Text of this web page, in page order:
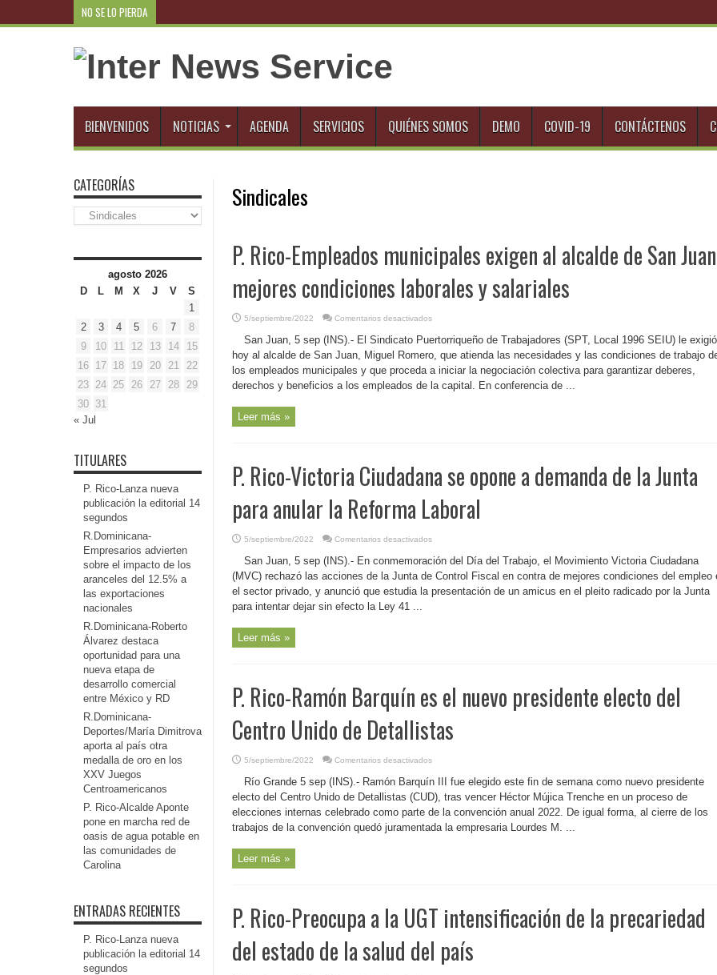
NO SE LO PIERDA
BIENVENIDOS NOTICIAS AGENDA SERVICIOS QUIÉNES SOMOS DEMO COVID-19 CONTÁCTENOS
Sindicales
P. Rico-Empleados municipales exigen al alcalde de San Juan
mejores condiciones laborales y salariales
5/septiembre/2022 Comentarios desactivados
Rico-
Empleados
municipales
exigen
al
de
San Juan, 5 sep (INS).- El Sindicato Puertorriqueño de Trabajadores (SPT, Local 1996 SEIU) le exigió
hoy al alcalde de San Juan, Miguel Romero, que atienda las necesidades y las condiciones de trabajo
los empleados municipales y que proceda a iniciar la negociación colectiva para garantizar deberes,
derechos y beneficios a los empleados de la capital. En conferencia de ...
Leer más »
P. Rico-Victoria Ciudadana se opone a demanda de la Junta
para anular la Reforma Laboral
5/septiembre/2022 Comentarios desactivados
Rico-
Victoria
Ciudadana
se
opone
a
San Juan, 5 sep (INS).- En conmemoración del Día del Trabajo, el Movimiento Victoria Ciudadana
(MVC) rechazó las acciones de la Junta de Control Fiscal en contra de mejores condiciones del empleo
el sector privado, y anunció que estudia la presentación de un amicus en el pleito radicado por la Junta
para intentar dejar sin efecto la Ley 41 ...
Leer más »
P. Rico-Ramón Barquín es el nuevo presidente electo del
Centro Unido de Detallistas
5/septiembre/2022 Comentarios desactivados
Rico-
Ramón
Barquín
es
el
presidente
Río Grande 5 sep (INS).- Ramón Barquín III fue elegido este fin de semana como nuevo presidente
electo del Centro Unido de Detallistas (CUD), tras vencer Héctor Mújica Trenche en un proceso de
elecciones internas celebrado como parte de la convención anual 2022. De igual forma, al cierre de los
trabajos de la convención quedó juramentada la empresaria Lourdes M. ...
Leer más »
P. Rico-Preocupa a la UGT intensificación de la precariedad
del estado de la salud del país
CATEGORÍAS
Categorías
agosto 2026
D
L M X J V
S
1
2
3 4 5 6 7
8
9
10 11 12 13 14
15
16 17 18 19 20 21
22
23 24 25 26 27 28
29
30 31
« Jul
TITULARES
P. Rico-Lanza nueva
publicación la editorial 14
segundos
R.Dominicana-
Empresarios advierten
sobre el impacto de los
aranceles del 12.5% a
las exportaciones
nacionales
R.Dominicana-Roberto
Álvarez destaca
oportunidad para una
nueva etapa de
desarrollo comercial
entre México y RD
R.Dominicana-
Deportes/María Dimitrova
aporta al país otra
medalla de oro en los
XXV Juegos
Centroamericanos
P. Rico-Alcalde Aponte
pone en marcha red de
oasis de agua potable en
las comunidades de
Carolina
ENTRADAS RECIENTES
P. Rico-Lanza nueva
publicación la editorial 14
segundos